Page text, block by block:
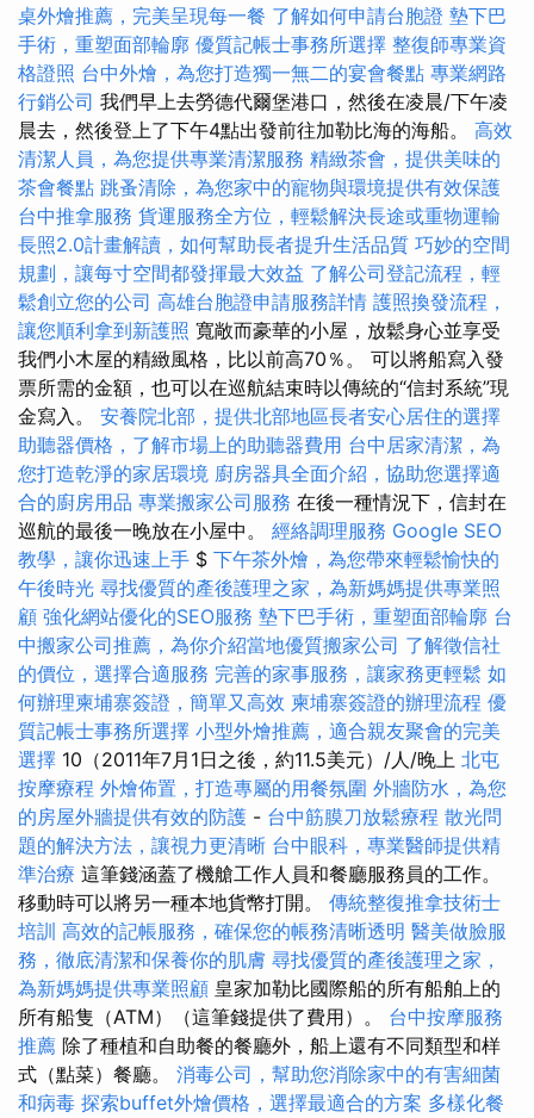
桌外燴推薦，完美呈現每一餐 了解如何申請台胞證 墊下巴
手術，重塑面部輪廓 優質記帳士事務所選擇 整復師專業資
格證照 台中外燴，為您打造獨一無二的宴會餐點 專業網路
行銷公司 我們早上去勞德代爾堡港口，然後在凌晨/下午凌
晨去，然後登上了下午4點出發前往加勒比海的海船。 高效
清潔人員，為您提供專業清潔服務 精緻茶會，提供美味的
茶會餐點 跳蚤清除，為您家中的寵物與環境提供有效保護
台中推拿服務 貨運服務全方位，輕鬆解決長途或重物運輸
長照2.0計畫解讀，如何幫助長者提升生活品質 巧妙的空間
規劃，讓每寸空間都發揮最大效益 了解公司登記流程，輕
鬆創立您的公司 高雄台胞證申請服務詳情 護照換發流程，
讓您順利拿到新護照 寬敞而豪華的小屋，放鬆身心並享受
我們小木屋的精緻風格，比以前高70％。 可以將船寫入發
票所需的金額，也可以在巡航結束時以傳統的“信封系統”現
金寫入。 安養院北部，提供北部地區長者安心居住的選擇
助聽器價格，了解市場上的助聽器費用 台中居家清潔，為
您打造乾淨的家居環境 廚房器具全面介紹，協助您選擇適
合的廚房用品 專業搬家公司服務 在後一種情況下，信封在
巡航的最後一晚放在小屋中。 經絡調理服務 Google SEO
教學，讓你迅速上手 $ 下午茶外燴，為您帶來輕鬆愉快的
午後時光 尋找優質的產後護理之家，為新媽媽提供專業照
顧 強化網站優化的SEO服務 墊下巴手術，重塑面部輪廓 台
中搬家公司推薦，為你介紹當地優質搬家公司 了解徵信社
的價位，選擇合適服務 完善的家事服務，讓家務更輕鬆 如
何辦理柬埔寨簽證，簡單又高效 柬埔寨簽證的辦理流程 優
質記帳士事務所選擇 小型外燴推薦，適合親友聚會的完美
選擇 10（2011年7月1日之後，約11.5美元）/人/晚上 北屯
按摩療程 外燴佈置，打造專屬的用餐氛圍 外牆防水，為您
的房屋外牆提供有效的防護 - 台中筋膜刀放鬆療程 散光問
題的解決方法，讓視力更清晰 台中眼科，專業醫師提供精
準治療 這筆錢涵蓋了機艙工作人員和餐廳服務員的工作。
移動時可以將另一種本地貨幣打開。 傳統整復推拿技術士
培訓 高效的記帳服務，確保您的帳務清晰透明 醫美做臉服
務，徹底清潔和保養你的肌膚 尋找優質的產後護理之家，
為新媽媽提供專業照顧 皇家加勒比國際船的所有船舶上的
所有船隻（ATM）（這筆錢提供了費用）。 台中按摩服務
推薦 除了種植和自助餐的餐廳外，船上還有不同類型和样
式（點菜）餐廳。 消毒公司，幫助您消除家中的有害細菌
和病毒 探索buffet外燴價格，選擇最適合的方案 多樣化餐